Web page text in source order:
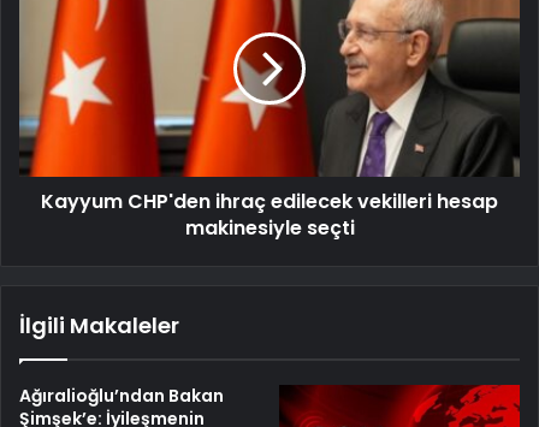
Kayyum CHP'den ihraç edilecek vekilleri hesap
makinesiyle seçti
İlgili Makaleler
Ağıralioğlu’ndan Bakan
Şimşek’e: İyileşmenin